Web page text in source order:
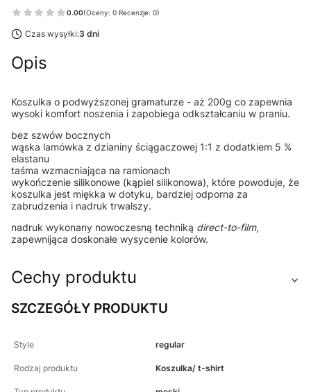
0.00(Oceny: 0 Recenzje: 0)
Czas wysyłki:3 dni
Opis
Koszulka o podwyższonej gramaturze - aż 200g co zapewnia
wysoki komfort noszenia i zapobiega odkształcaniu w praniu.
bez szwów bocznych
wąska lamówka z dzianiny ściągaczowej 1:1 z dodatkiem 5 %
elastanu
taśma wzmacniająca na ramionach
wykończenie silikonowe (kąpiel silikonowa), które powoduje, że
koszulka jest miękka w dotyku, bardziej odporna za
zabrudzenia i nadruk trwalszy.
nadruk wykonany nowoczesną techniką direct-to-film,
zapewnijąca doskonałe wysycenie kolorów.
Cechy produktu
SZCZEGÓŁY PRODUKTU
Style regular
Rodzaj produktu Koszulka/ t-shirt